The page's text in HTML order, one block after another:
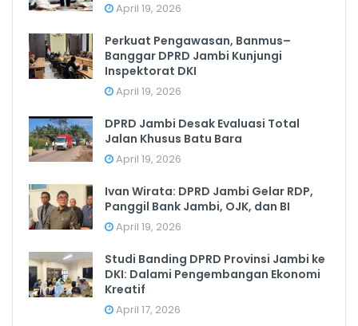
April 19, 2026
Perkuat Pengawasan, Banmus–
Banggar DPRD Jambi Kunjungi
Inspektorat DKI
April 19, 2026
DPRD Jambi Desak Evaluasi Total
Jalan Khusus Batu Bara
April 19, 2026
Ivan Wirata: DPRD Jambi Gelar RDP,
Panggil Bank Jambi, OJK, dan BI
April 19, 2026
Studi Banding DPRD Provinsi Jambi ke
DKI: Dalami Pengembangan Ekonomi
Kreatif
April 17, 2026